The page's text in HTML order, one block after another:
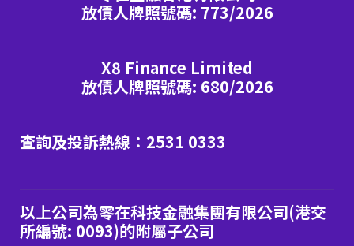
放債人牌照號碼: 773/2026
X8 Finance Limited
放債人牌照號碼: 680/2026
查詢及投訴熱線：2531 0333
以上公司為零在科技金融集團有限公司(港交
所編號: 0093)的附屬子公司